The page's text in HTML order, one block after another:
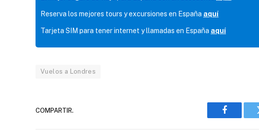
Reserva los mejores tours y excursiones en España aquí
Tarjeta SIM para tener internet y llamadas en España aquí
Vuelos a Londres
COMPARTIR.
Facebook